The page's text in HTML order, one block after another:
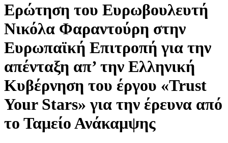
Ερώτηση του Ευρωβουλευτή
Νικόλα Φαραντούρη στην
Ευρωπαϊκή Επιτροπή για την
απένταξη απ’ την Ελληνική
Κυβέρνηση του έργου «Trust
Your Stars» για την έρευνα από
το Ταμείο Ανάκαμψης